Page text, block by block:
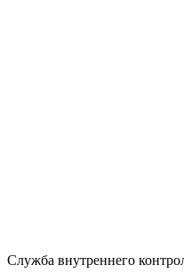
Служба внутреннего